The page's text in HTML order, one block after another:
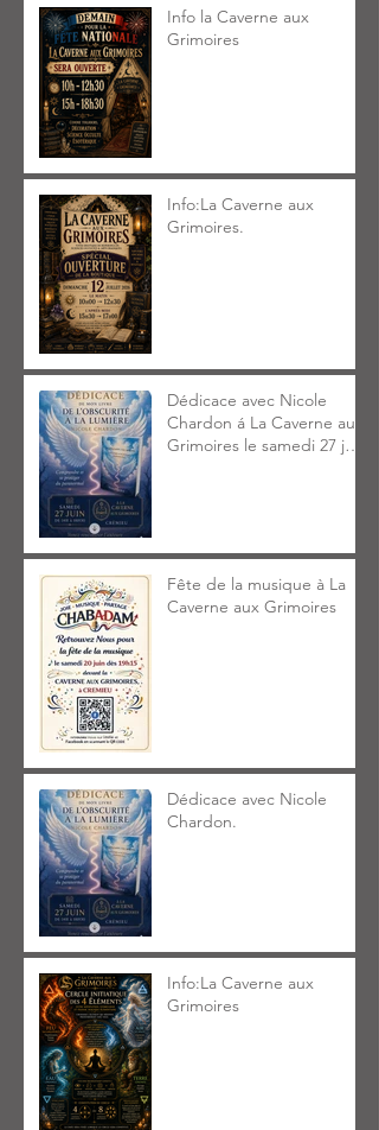
Info la Caverne aux
Grimoires
Info:La Caverne aux
Grimoires.
Dédicace avec Nicole
Chardon á La Caverne aux
Grimoires le samedi 27 juin
Fête de la musique à La
Caverne aux Grimoires
Dédicace avec Nicole
Chardon.
Info:La Caverne aux
Grimoires